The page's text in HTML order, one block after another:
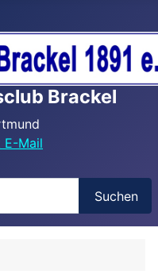
Brackel
E-Mail
Suchen